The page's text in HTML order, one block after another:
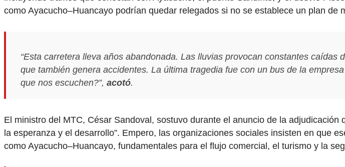
como Ayacucho–Huancayo podrían quedar relegados si no se establece un plan de
“Esta carretera lleva años abandonada. Las lluvias provocan constantes
que también genera accidentes. La última tragedia fue con un bus de la
que nos escuchen?”, acotó.
El ministro del MTC, César Sandoval, sostuvo durante el anuncio de la
la esperanza y el desarrollo”. Empero, las organizaciones sociales insisten en que
como Ayacucho–Huancayo, fundamentales para el flujo comercial, el turismo y la